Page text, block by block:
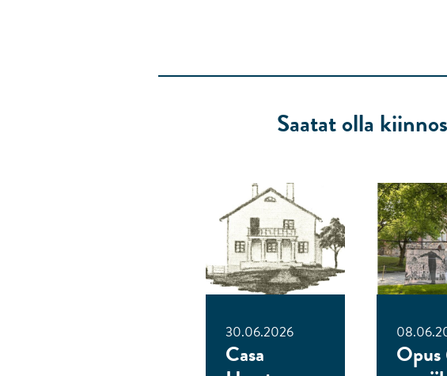
Saatat olla
30.06.2026
Casa